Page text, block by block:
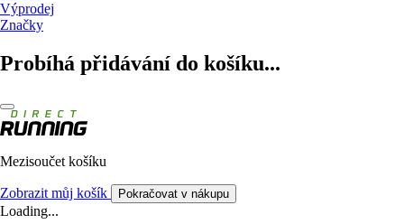
Výprodej
Značky
Probíhá přidávání do košíku...
Mezisoučet košíku
Zobrazit můj košík Pokračovat v nákupu
Loading...